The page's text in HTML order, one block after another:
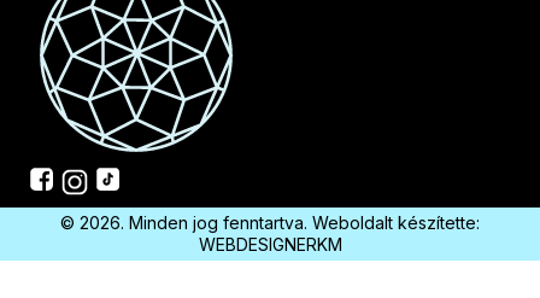
© 2026. Minden jog fenntartva. Weboldalt készítette:
WEBDESIGNERKM